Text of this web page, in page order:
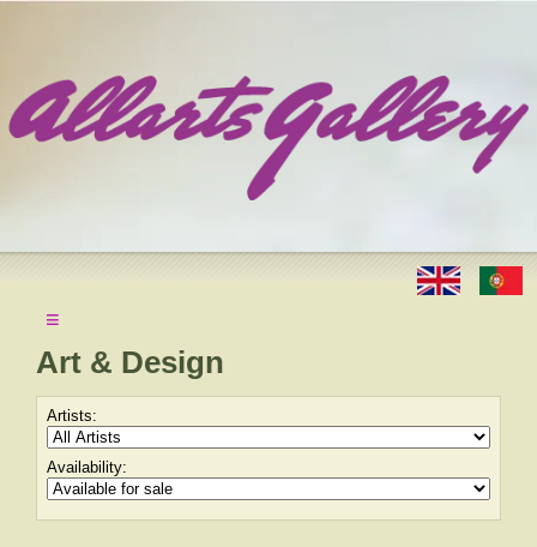
≡
Art & Design
Artists:
Availability: